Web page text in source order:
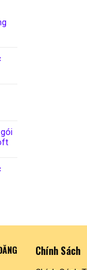
Chính Sách